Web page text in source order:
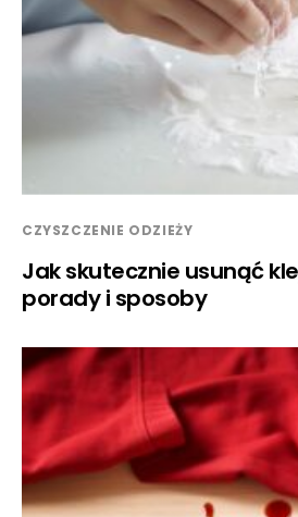
CZYSZCZENIE ODZIEŻY
Jak skutecznie usunąć
porady i sposoby